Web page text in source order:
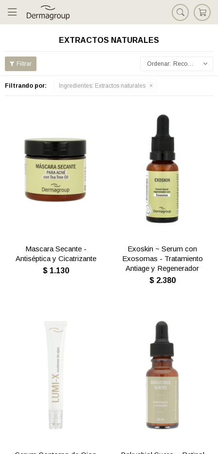

EXTRACTOS NATURALES
Recomendados
Filtrando por: Ingredientes: Extractos naturales
Mascara Secante -
Antiséptica y Cicatrizante
$ 1.130
Exoskin ~ Serum con
Exosomas - Tratamiento
Antiage y Regenerador
$ 2.380